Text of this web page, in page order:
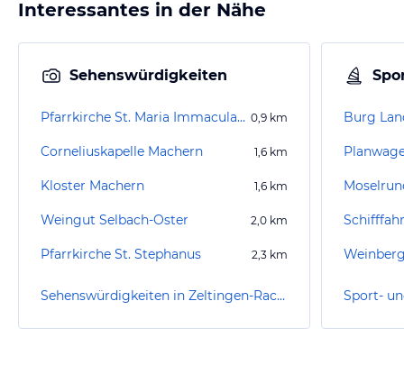
Interessantes in der Nähe
Sehenswürdigkeiten
Pfarrkirche St. Maria Immaculata 0,9 km
Corneliuskapelle Machern 1,6 km
Kloster Machern 1,6 km
Weingut Selbach-Oster 2,0 km
Pfarrkirche St. Stephanus 2,3 km
Sehenswürdigkeiten in Zeltingen-Rachtig
Burg